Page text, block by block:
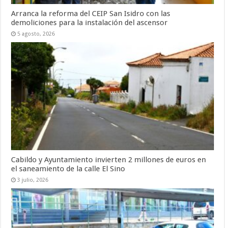
Arranca la reforma del CEIP San Isidro con las
demoliciones para la instalación del ascensor
5 agosto, 2026
Cabildo y Ayuntamiento invierten 2 millones de euros en
el saneamiento de la calle El Sino
3 julio, 2026